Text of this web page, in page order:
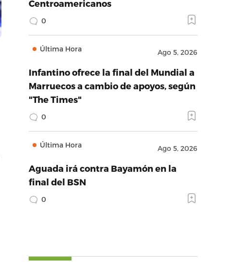
Centroamericanos
0
Última Hora Ago 5, 2026
Infantino ofrece la final del Mundial a
Marruecos a cambio de apoyos, según
"The Times"
0
Última Hora Ago 5, 2026
Aguada irá contra Bayamón en la
final del BSN
0